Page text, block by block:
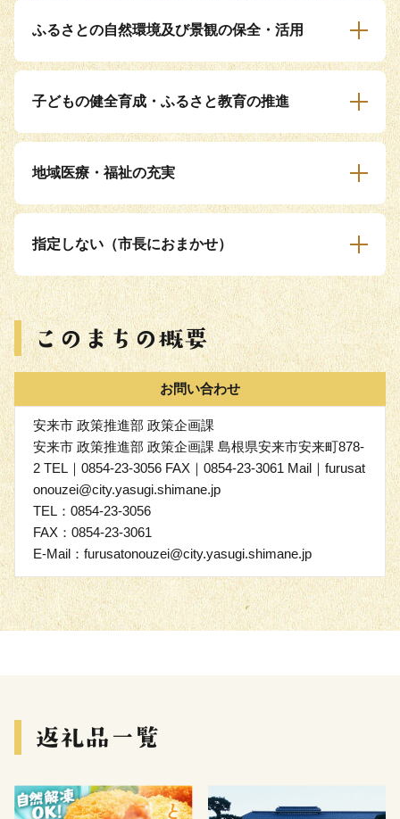
ふるさとの自然環境及び景観の保全・活用
子どもの健全育成・ふるさと教育の推進
地域医療・福祉の充実
指定しない（市長におまかせ）
お問い合わせ
安来市 政策推進部 政策企画課
安来市 政策推進部 政策企画課 島根県安来市安来町878-
2 TEL｜0854-23-3056 FAX｜0854-23-3061 Mail｜furusat
onouzei@city.yasugi.shimane.jp
TEL：0854-23-3056
FAX：0854-23-3061
E-Mail：furusatonouzei@city.yasugi.shimane.jp